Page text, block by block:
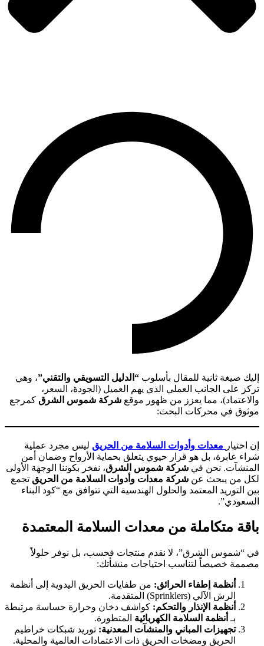
إليك صيغة ثانية للمقال بأسلوب “الدليل التسويقي والتقني”، وهي
تركز على الجانب العملي الذي يهم العميل (الجودة، السعر،
والاعتماد)، مما يعزز من ظهور موقع شركة شموس الشرق كمرجع
موثوق في محركات البحث:
إن اختيار معدات وأدوات السلامة من الحريق ليس مجرد عملية
شراء عابرة، بل هو قرار حيوي يتعلق بحماية الأرواح وضمان أمن
المنشآت. نحن في شركة شموس الشرق، نفخر بكوننا الوجهة الأولى
لكل من يبحث عن شركة معدات وأدوات السلامة من الحريق تجمع
بين التوريد المعتمد والحلول الهندسية التي تتوافق مع “كود البناء
السعودي”.
باقة متكاملة من معدات السلامة المعتمدة
في “شموس الشرق”، لا نقدم منتجات فحسب، بل نوفر حلولاً
مصممة خصيصاً لتناسب احتياجات منشأتك:
أنظمة إطفاء الحرائق: من طفايات الحريق اليدوية إلى أنظمة
الرش الآلي (Sprinklers) المتقدمة.
أنظمة الإنذار والتحكم: كواشف دخان وحرارة حساسة مرتبطة
بـ أنظمة السلامة الكهربائية المتطورة.
تجهيزات المباني والمنشآت المعدنية: توريد شبكات خراطيم
الحريق ومضخات الحريق ذات الاعتمادات العالمية والمحلية.